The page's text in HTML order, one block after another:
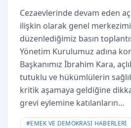
Cezaevlerinde devam eden
ilişkin olarak genel
düzenlediğimiz basın
Yönetim Kurulumuz adına
Başkanımız İbrahim Kara,
tutuklu ve hükümlülerin
kritik aşamaya geldiğine
grevi eylemine katılanların…
#EMEK VE DEMOKRASİ HABERLERİ